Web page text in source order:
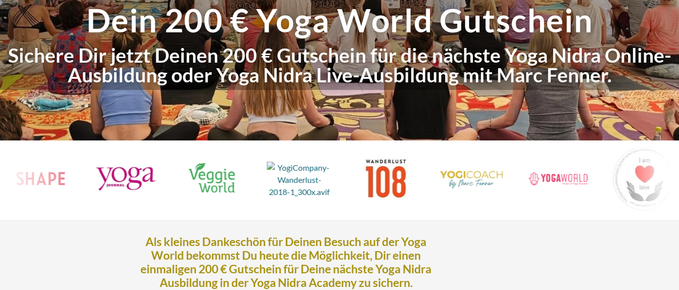
Dein 200 € Yoga World Gutschein
Sichere Dir jetzt Deinen 200 € Gutschein für die nächste Yoga Nidra Online-
Ausbildung oder Yoga Nidra Live-Ausbildung mit Marc Fenner.
Als kleines Dankeschön für Deinen Besuch auf der Yoga
World bekommst Du heute die Möglichkeit, Dir einen
einmaligen 200 € Gutschein für Deine nächste Yoga Nidra
Ausbildung in der Yoga Nidra Academy zu sichern.